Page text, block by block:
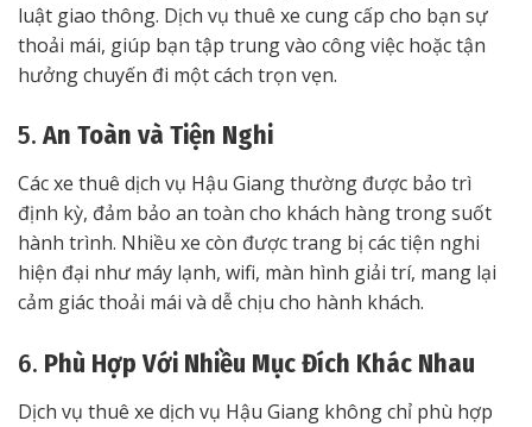
luật giao thông. Dịch vụ thuê xe cung cấp cho bạn sự
thoải mái, giúp bạn tập trung vào công việc hoặc tận
hưởng chuyến đi một cách trọn vẹn.
5. An Toàn và Tiện Nghi
Các xe thuê dịch vụ Hậu Giang thường được bảo trì
định kỳ, đảm bảo an toàn cho khách hàng trong suốt
hành trình. Nhiều xe còn được trang bị các tiện nghi
hiện đại như máy lạnh, wifi, màn hình giải trí, mang lại
cảm giác thoải mái và dễ chịu cho hành khách.
6. Phù Hợp Với Nhiều Mục Đích Khác Nhau
Dịch vụ thuê xe dịch vụ Hậu Giang không chỉ phù hợp